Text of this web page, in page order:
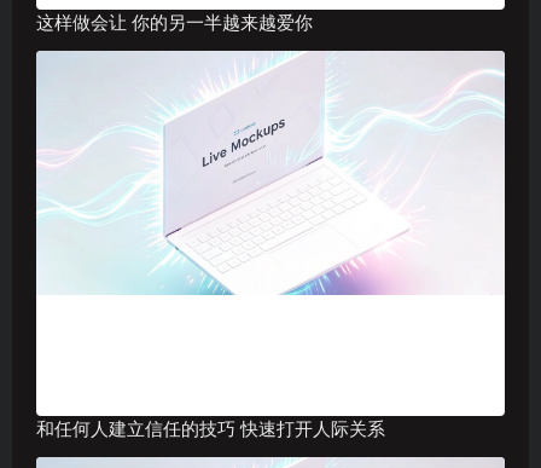
这样做会让 你的另一半越来越爱你
和任何人建立信任的技巧 快速打开人际关系